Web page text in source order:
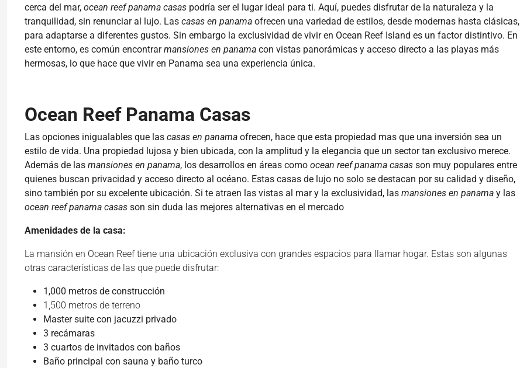
cerca del mar, ocean reef panama casas podría ser el lugar ideal para ti. Aquí, puedes disfrutar de la naturaleza y la
tranquilidad, sin renunciar al lujo. Las casas en panama ofrecen una variedad de estilos, desde modernas hasta clásicas,
para adaptarse a diferentes gustos. Sin embargo la exclusividad de vivir en Ocean Reef Island es un factor distintivo. En
este entorno, es común encontrarmansiones en panama con vistas panorámicas y acceso directo a las playas más
hermosas, lo que hace que vivir en Panama sea una experiencia única.
Ocean Reef Panama Casas
Las opciones inigualables que las casas en panama ofrecen, hace que esta propiedad mas que una inversión sea un
estilo de vida. Una propiedad lujosa y bien ubicada, con la amplitud y la elegancia que un sector tan exclusivo merece.
Además de las mansiones en panama, los desarrollos en áreas como ocean reef panama casas son muy populares entre
quienes buscan privacidad y acceso directo al océano. Estas casas de lujo no solo se destacan por su calidad y diseño,
sino también por su excelente ubicación. Si te atraen las vistas al mar y la exclusividad, las mansiones en panama y las
ocean reef panama casas son sin duda las mejores alternativas en el mercado
Amenidades de la casa:
La mansión en Ocean Reef tiene una ubicación exclusiva con grandes espacios para llamar hogar. Estas son algunas
otras características de las que puede disfrutar:
1,000 metros de construcción
1,500 metros de terreno
Master suite con jacuzzi privado
3 recámaras
3 cuartos de invitados con baños
Baño principal con sauna y baño turco